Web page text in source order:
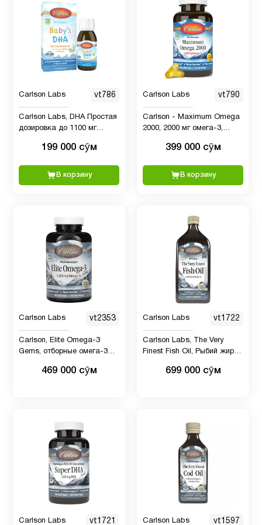
Таурин 1
Фолиевая
кислота
4
Фосфатидилхолин
Хром 1
цинк
для
детей
2
Carlson Labs vt786
Carlson Labs, DHA Простая
дозировка до 1100 мг
Baby's Brain Vision, 60 мл
199 000 сӯм
В корзину
Carlson Labs vt790
Carlson - Maximum Omega
2000, 2000 мг омега-3,
поддержка функции мозга
таблеток
399 000 сӯм
В корзину
Carlson Labs vt2353
Carlson, Elite Omega-3
Gems, отборные омега-3
рыбы, лимонный вкус, 90
469 000 сӯм
Carlson Labs vt1722
Carlson Labs, The Very
Finest Fish Oil, Рыбий жир
699 000 сӯм
Carlson Labs vt1721 Carlson Labs vt1597